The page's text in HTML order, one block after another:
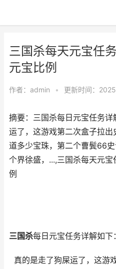
三国杀每天元宝任
元宝比例
作者： admin • 更新时间：
摘要：三国杀每日元宝任务
运了，这游戏第二次盒子拉
道多少宝珠，第二个曹鬓66
个界徐盛，...,三国杀每天元
例
三国杀每日元宝任务详解如下：
真的是走了狗屎运了，这游